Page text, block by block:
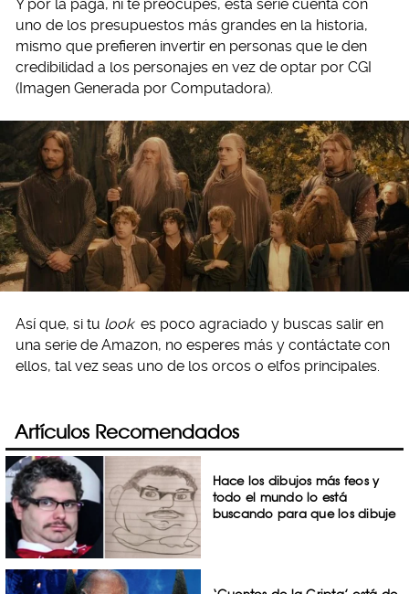
Y por la paga, ni te preocupes, esta serie cuenta con
uno de los presupuestos más grandes en la historia,
mismo que prefieren invertir en personas que le den
credibilidad a los personajes en vez de optar por CGI
(Imagen Generada por Computadora).
Así que, si tu look es poco agraciado y buscas salir en
una serie de Amazon, no esperes más y contáctate con
ellos, tal vez seas uno de los orcos o elfos principales.
Artículos Recomendados
Hace los dibujos más feos y
todo el mundo lo está
buscando para que los dibuje